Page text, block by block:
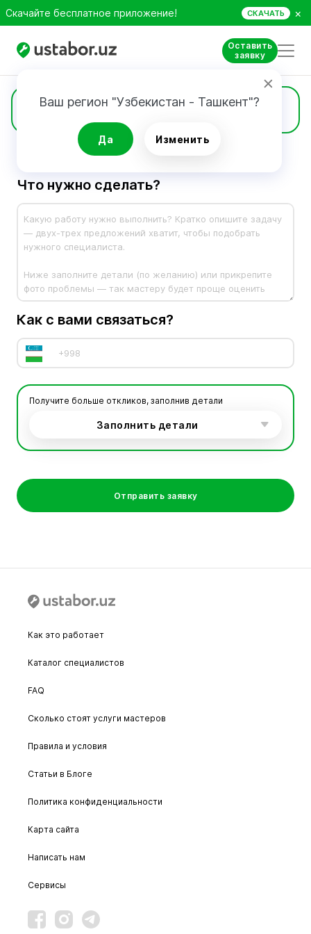
Скачайте бесплатное приложение! СКАЧАТЬ ×
Оставить
заявку
Ваш регион "Узбекистан - Ташкент"?
Да Изменить
Заявка
Что нужно сделать?
Как с вами связаться?
Получите больше откликов, заполнив детали
Заполнить детали
Отправить заявку
Как это работает
Каталог специалистов
FAQ
Сколько стоят услуги мастеров
Правила и условия
Статьи в Блоге
Политика конфиденциальности
Карта сайта
Написать нам
Сервисы